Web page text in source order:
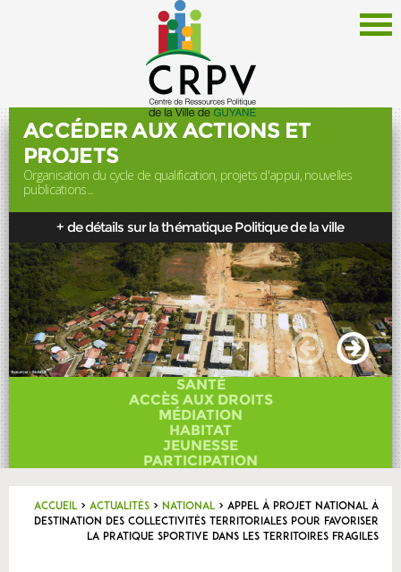
Liens
Offres d'emploi
Actualités
Newsletter
Contact
Le CRPV
Thématiques
Documentation
Politique de la Ville
ACCÉDER AUX ACTIONS ET
PROJETS
Organisation du cycle de qualification, projets d'appui, nouvelles
publications...
+ de détails sur la thématique Politique de la ville
SANTÉ
ACCÈS AUX DROITS
MÉDIATION
HABITAT
JEUNESSE
PARTICIPATION
Accueil > Actualités > National > Appel à projet national à
destination des collectivités territoriales pour favoriser
la pratique sportive dans les territoires fragiles